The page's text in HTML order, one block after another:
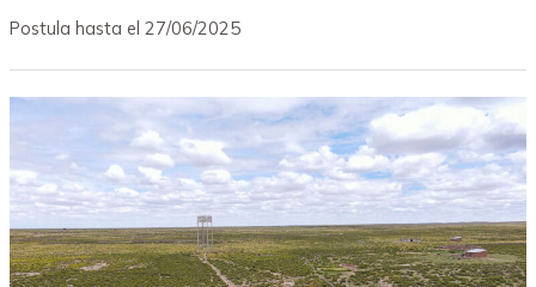
Postula hasta el 27/06/2025